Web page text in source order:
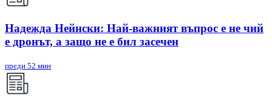
Надежда Нейнски: Най-важният въпрос е не чий
е дронът, а защо не е бил засечен
преди 52 мин